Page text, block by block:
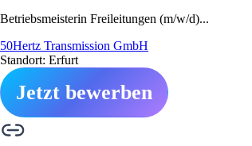
Betriebsmeisterin Freileitungen (m/w/d)...
50Hertz Transmission GmbH
Standort: Erfurt
Jetzt bewerben